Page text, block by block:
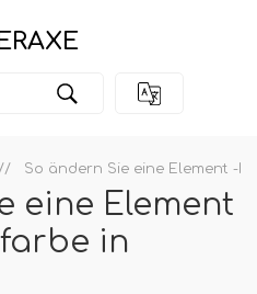
So ändern Sie eine Element -
eine Element
in